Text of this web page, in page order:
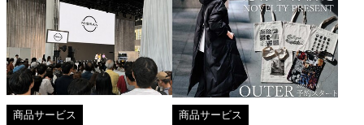
商品サービス 商品サービス